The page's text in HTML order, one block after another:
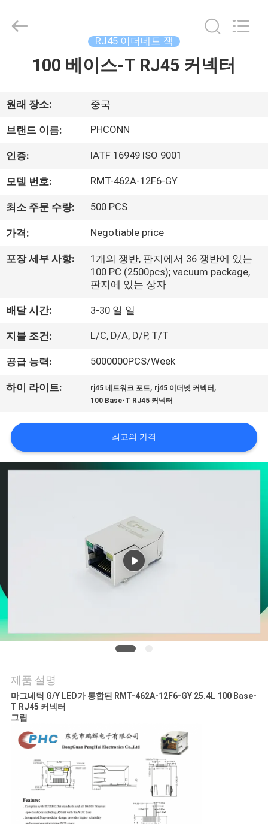
제
품
우
대
하
공
장
여
품
질
락
세
VR
SHOW
Dongguan
Penghui
RJ45 이더네트 잭
100 베이스-T RJ45 커넥터
원래 장소: 중국
브랜드 이름: PHCONN
인증: IATF 16949 ISO 9001
모델 번호: RMT-462A-12F6-GY
최소 주문 수량: 500 PCS
가격: Negotiable price
포장 세부 사항:
1개의 쟁반, 판지에서 36 쟁반에 있는
100 PC (2500pcs); vacuum package,
판지에 있는 상자
배달 시간: 3-30 일 일
지불 조건: L/C, D/A, D/P, T/T
공급 능력: 5000000PCS/Week
하이 라이트: rj45 네트워크 포트, rj45 이더넷 커넥터 ,
100 Base-T RJ45 커넥터
최고의 가격
제품 설명
마그네틱 G/Y LED가 통합된 RMT-462A-12F6-GY 25.4L 100 Base-
T RJ45 커넥터
그림